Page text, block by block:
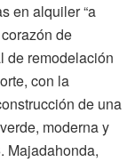
en alquiler “a
de
de remodelación
con la
de una
moderna y
Majadahonda,